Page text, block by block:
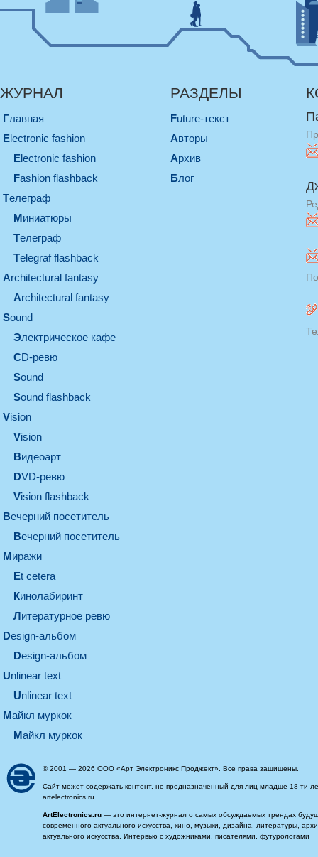
ЖУРНАЛ
Главная
electronic fashion
electronic fashion
Fashion flashback
телеграф
миниатюры
телеграф
Telegraf flashback
architectural fantasy
architectural fantasy
sound
электрическое кафе
CD-ревю
sound
Sound flashback
vision
vision
видеоарт
DVD-ревю
Vision flashback
вечерний посетитель
вечерний посетитель
миражи
et cetera
кинолабиринт
литературное ревю
design-альбом
design-альбом
unlinear text
Unlinear text
майкл муркок
майкл муркок
РАЗДЕЛЫ
Future-текст
Авторы
Архив
Блог
© 2001 — 2026 ООО «Арт Электроникс Проджект». Все права защищены.
Сайт может содержать контент, не предназначенный для лиц младше 18-ти
artelectronics.ru.
ArtElectronics.ru — это интернет-журнал о самых обсуждаемых трендах
современного актуального искусства, кино, музыки, дизайна, литературы,
актуального искусства. Интервью с художниками, писателями, футурологами